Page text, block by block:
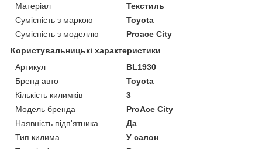
Матеріал
Текстиль
Сумісність з маркою
Toyota
Сумісність з моделлю
Proace City
Користувальницькі характеристики
Артикул
BL1930
Бренд авто
Toyota
Кількість килимків
3
Модель бренда
ProAce City
Наявність підп'ятника
Да
Тип килима
У салон